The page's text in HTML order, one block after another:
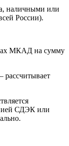
наличными или
России).
МКАД на сумму
рассчитывает
СДЭК или